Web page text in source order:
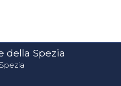
della Spezia